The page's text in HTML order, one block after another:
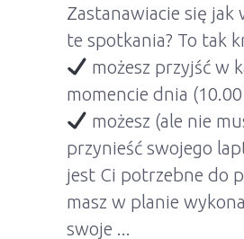
Zastanawiacie się jak
te spotkania? To tak
możesz przyjść w
momencie dnia
możesz (ale nie
przynieść swojego
jest Ci potrzebne do
masz w planie
swoje